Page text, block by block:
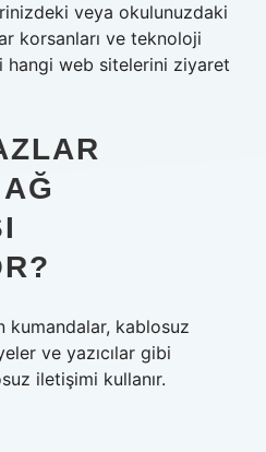
veya okulunuzdaki
korsanları ve teknoloji
hangi web sitelerini ziyaret
kumandalar, kablosuz
ve yazıcılar gibi
iletişimi kullanır.